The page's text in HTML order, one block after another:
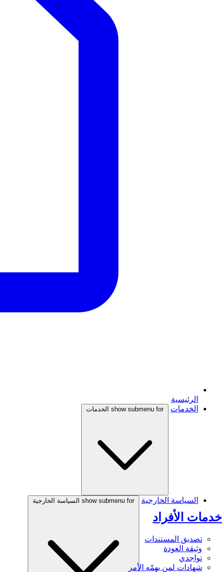
الرئيسية
الخدمات
show submenu for الخدمات
خدمات الأفراد
تصديق المستندات
وثيقة العودة
تواجدي
شهادات لمن يهمّه الأمر
السياسة الخارجية show submenu for السياسة الخارجية